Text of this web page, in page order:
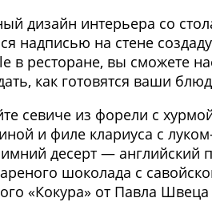
дизайн интерьера со
надписью на стене
в ресторане, вы сможете
как готовятся ваши
севиче из форели с
и филе клариуса с
десерт —
шоколада с
«Кокура» от Павла